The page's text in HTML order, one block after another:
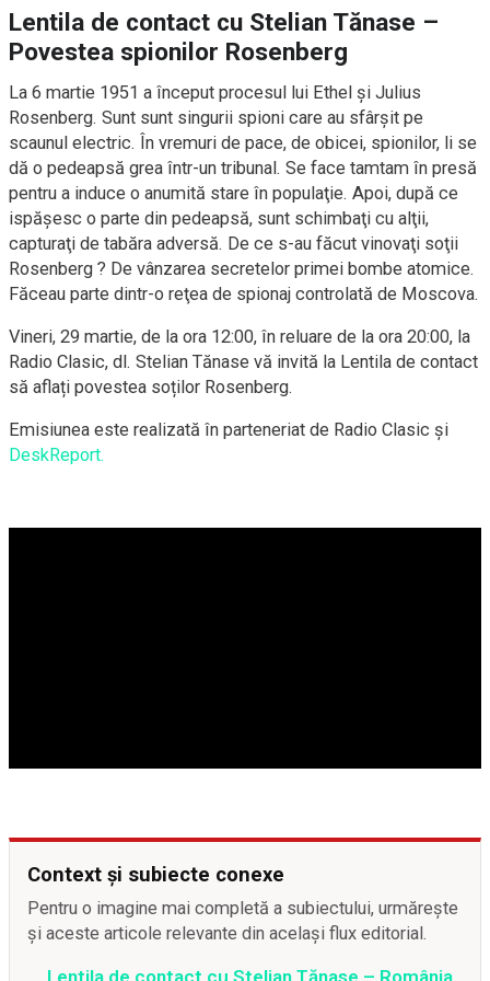
Lentila de contact cu Stelian Tănase –
Povestea spionilor Rosenberg
La 6 martie 1951 a început procesul lui Ethel și Julius
Rosenberg. Sunt sunt singurii spioni care au sfârşit pe
scaunul electric. În vremuri de pace, de obicei, spionilor, li se
dă o pedeapsă grea într-un tribunal. Se face tamtam în presă
pentru a induce o anumită stare în populaţie. Apoi, după ce
ispăşesc o parte din pedeapsă, sunt schimbaţi cu alţii,
capturaţi de tabăra adversă. De ce s-au făcut vinovaţi soţii
Rosenberg ? De vânzarea secretelor primei bombe atomice.
Făceau parte dintr-o reţea de spionaj controlată de Moscova.
Vineri, 29 martie, de la ora 12:00, în reluare de la ora 20:00, la
Radio Clasic, dl. Stelian Tănase vă invită la Lentila de contact
să aflați povestea soților Rosenberg.
Emisiunea este realizată în parteneriat de Radio Clasic și
DeskReport.
Context și subiecte conexe
Pentru o imagine mai completă a subiectului, urmărește
și aceste articole relevante din același flux editorial.